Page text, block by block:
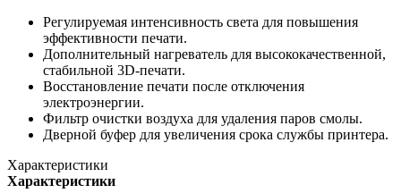
Регулируемая интенсивность света для повышения
эффективности печати.
Дополнительный нагреватель для высококачественной,
стабильной 3D-печати.
Восстановление печати после отключения
электроэнергии.
Фильтр очистки воздуха для удаления паров смолы.
Дверной буфер для увеличения срока службы принтера.
Характеристики
Характеристики